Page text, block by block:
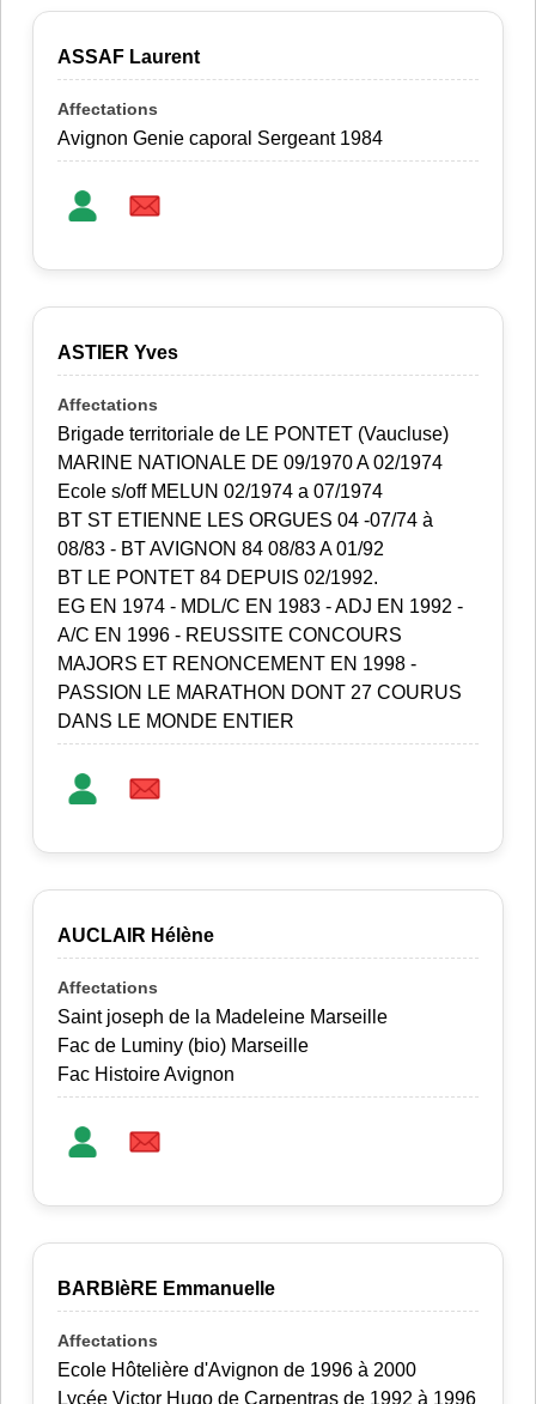
ASSAF Laurent
Avignon Genie caporal Sergeant 1984
ASTIER Yves
Brigade territoriale de LE PONTET (Vaucluse)
MARINE NATIONALE DE 09/1970 A 02/1974
Ecole s/off MELUN 02/1974 a 07/1974
BT ST ETIENNE LES ORGUES 04 -07/74 à
08/83 - BT AVIGNON 84 08/83 A 01/92
BT LE PONTET 84 DEPUIS 02/1992.
EG EN 1974 - MDL/C EN 1983 - ADJ EN 1992 -
A/C EN 1996 - REUSSITE CONCOURS
MAJORS ET RENONCEMENT EN 1998 -
PASSION LE MARATHON DONT 27 COURUS
DANS LE MONDE ENTIER
AUCLAIR Hélène
Saint joseph de la Madeleine Marseille
Fac de Luminy (bio) Marseille
Fac Histoire Avignon
BARBIèRE Emmanuelle
Ecole Hôtelière d'Avignon de 1996 à 2000
Lycée Victor Hugo de Carpentras de 1992 à 1996